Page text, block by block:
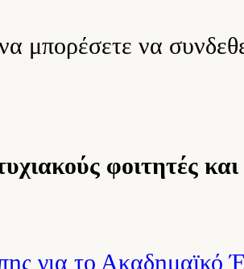
μπορέσετε να
φοιτητές
για το Ακαδημαϊκό